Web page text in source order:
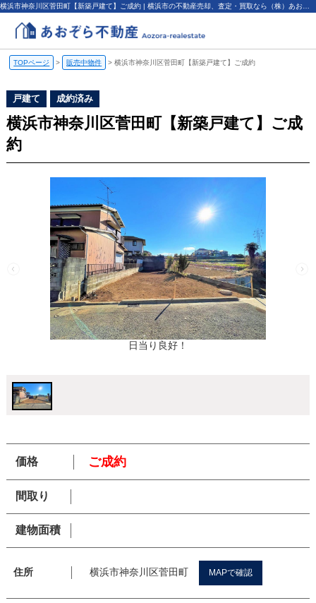
TOPページ > 販売中物件 > 横浜市神奈川区菅田町【新築戸建て】ご成約
戸建て 成約済み
横浜市神奈川区菅田町【新築戸建て】ご成
約
日当り良好！
価格 ご成約
間取り
建物面積
住所 横浜市神奈川区菅田町 MAPで確認